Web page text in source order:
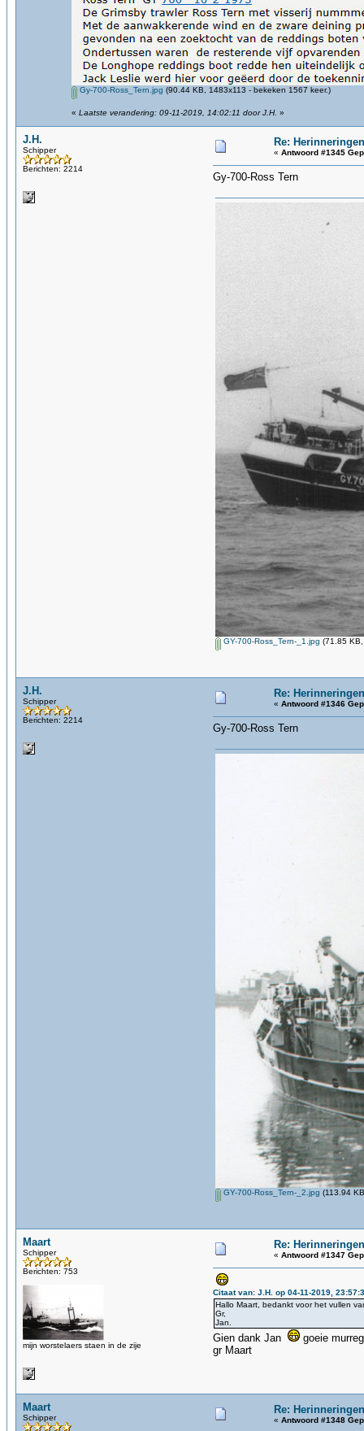
Gy-700-Ross_Tern.jpg (90.44 KB, 1483x113 - bekeken 1567 keer.)
« Laatste verandering: 09-11-2019, 14:02:11 door J.H. »
J.H.
Schipper
Berichten: 2214
Re:
« Antwoord #1345
Gy-700-Ross Tern
GY-700-Ross_Tern-_1.jpg (71.85
J.H.
Schipper
Berichten: 2214
Re:
« Antwoord #1346
Gy-700-Ross Tern
GY-700-Ross_Tern-_2.jpg (113.94
Maart
Schipper
Berichten: 753
mijn worstelaers staen in de zije
Re:
« Antwoord #1347
Citaat van: J.H. op 04-11-2019,
Hallo Maart, bedankt voor het vullen
Gr,
Jan.
Gien dank Jan
goeie
gr Maart
Maart
Schipper
Re:
« Antwoord #1348